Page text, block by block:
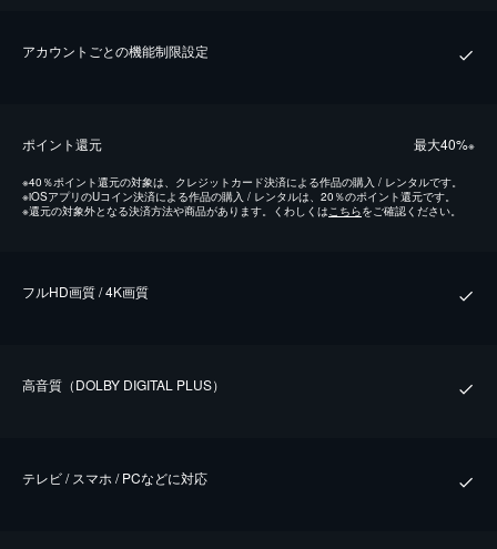
アカウントごとの機能制限設定
ポイント還元 最⼤40%※
※40％ポイント還元の対象は、クレジットカード決済による作品の購入 / レンタルです。
※iOSアプリのUコイン決済による作品の購入 / レンタルは、20％のポイント還元です。
※還元の対象外となる決済方法や商品があります。くわしくはこちらをご確認ください。
フルHD画質 / 4K画質
⾼⾳質（DOLBY DIGITAL PLUS）
テレビ / スマホ / PCなどに対応